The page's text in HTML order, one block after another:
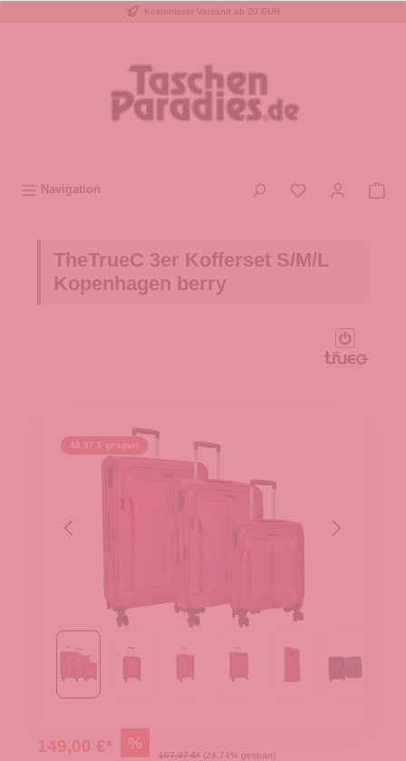
Kostenloser Versand ab 20 EUR
Navigation
TheTrueC 3er Kofferset S/M/L
Kopenhagen berry
48,97 € gespart
149,00 €* %
197,97 €* (24.74% gespart)